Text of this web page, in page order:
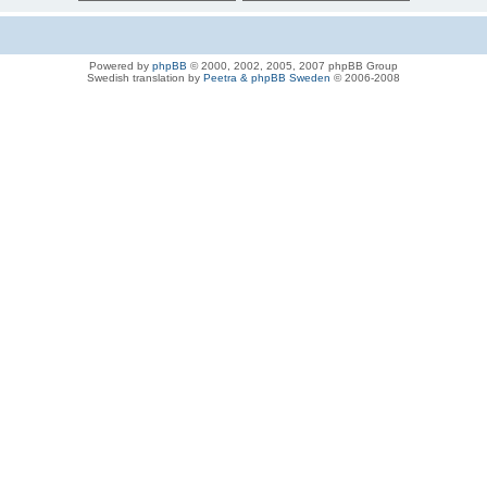
Powered by phpBB © 2000, 2002, 2005, 2007 phpBB Group
Swedish translation by Peetra & phpBB Sweden © 2006-2008